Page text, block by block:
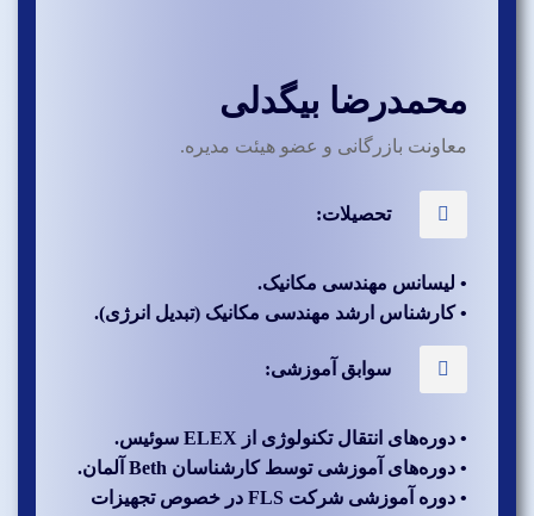
محمدرضا بیگدلی
معاونت بازرگانی و عضو هیئت مدیره.
تحصیلات:
• لیسانس مهندسی مکانیک.
• کارشناس ارشد مهندسی مکانیک (تبدیل انرژی).
سوابق آموزشی:
• دوره‌های انتقال تکنولوژی از ELEX سوئیس.
• دوره‌های آموزشی توسط کارشناسان Beth آلمان.
• دوره آموزشی شرکت FLS در خصوص تجهیزات